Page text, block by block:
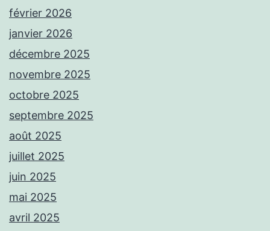
février 2026
janvier 2026
décembre 2025
novembre 2025
octobre 2025
septembre 2025
août 2025
juillet 2025
juin 2025
mai 2025
avril 2025